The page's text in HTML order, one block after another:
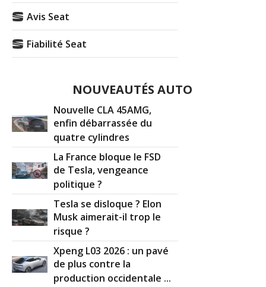
Avis Seat
Fiabilité Seat
NOUVEAUTÉS AUTO
Nouvelle CLA 45AMG,
enfin débarrassée du
quatre cylindres
La France bloque le FSD
de Tesla, vengeance
politique ?
Tesla se disloque ? Elon
Musk aimerait-il trop le
risque ?
Xpeng L03 2026 : un pavé
de plus contre la
production occidentale ...